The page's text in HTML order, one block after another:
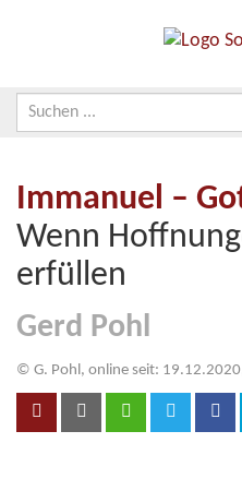
Immanuel –
Wenn
erfüllen
Gerd Pohl
© G. Pohl, online seit: